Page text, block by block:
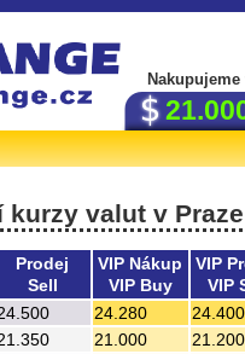
kurzy valut v Praze
Prodej
Sell
VIP Nákup
VIP Buy
VIP
VIP
24.280 24.400
21.000 21.200